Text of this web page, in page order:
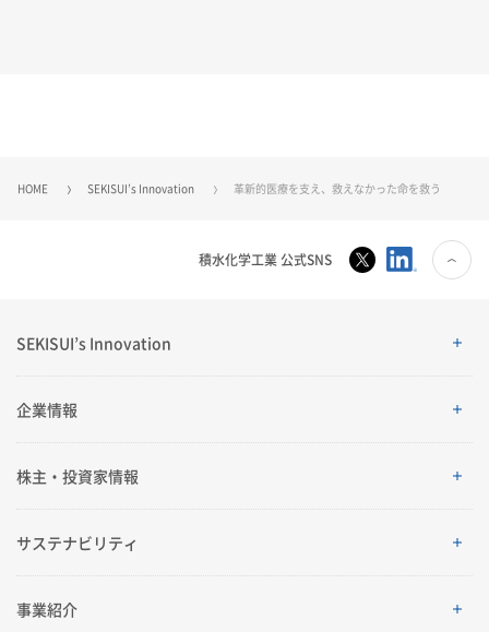
HOME SEKISUI’s Innovation 革新的医療を支え、救えなかった命を救う
積水化学工業 公式SNS
SEKISUI’s Innovation
SEKISUI’s Innovation
企業情報
企業情報
ご挨拶
株主・投資家情報
株主・投資家情報
経営情報
サステナビリティ
サステナビリティ
事業紹介